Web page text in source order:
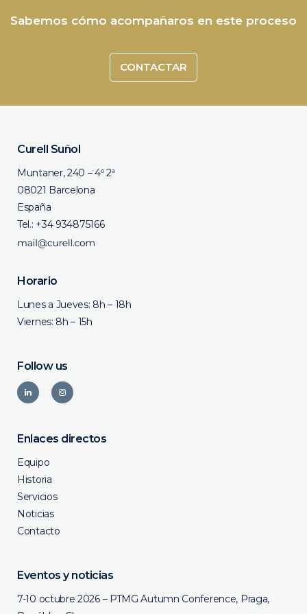
Sabemos cómo acompañaros en este proceso
CONTACTAR
Curell Suñol
Muntaner, 240 – 4º 2ª
08021 Barcelona
España
Tel.: +34 934875166
Horario
Lunes a Jueves: 8h – 18h
Viernes: 8h – 15h
Follow us
Enlaces directos
Equipo
Historia
Servicios
Noticias
Contacto
Eventos y noticias
7-10 octubre 2026 – PTMG Autumn Conference, Praga,